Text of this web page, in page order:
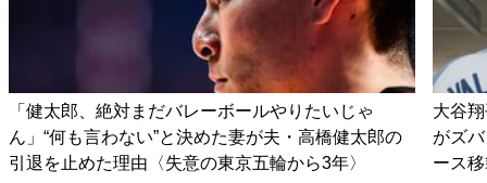
「健太郎、絶対まだバレーボールやりたいじゃ
ん」“何も言わない”と決めた妻が夫・高橋健太郎の
引退を止めた理由〈失意の東京五輪から3年〉
大谷
がズ
ース